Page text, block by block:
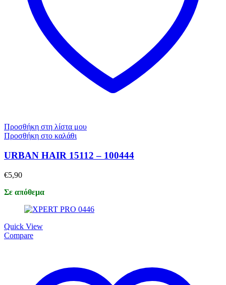
Προσθήκη στη λίστα μου
Προσθήκη στο καλάθι
URBAN HAIR 15112 – 100444
€5,90
Σε απόθεμα
Quick View
Compare